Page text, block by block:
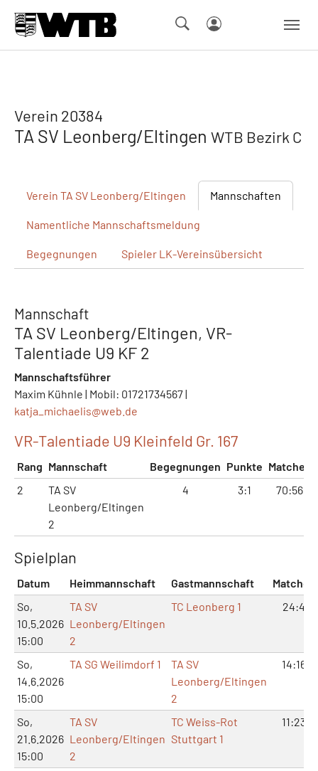
Verein 20384
TA SV Leonberg/Eltingen WTB Bezirk C
Verein TA SV Leonberg/Eltingen Mannschaften
Namentliche Mannschaftsmeldung
Begegnungen Spieler LK-Vereinsübersicht
Mannschaft
TA SV Leonberg/Eltingen, VR-
Talentiade U9 KF 2
Mannschaftsführer
Maxim Kühnle | Mobil: 01721734567 |
katja_michaelis@web.de
VR-Talentiade U9 Kleinfeld Gr. 167
Rang Mannschaft Begegnungen Punkte Matches
2
TA SV
Leonberg/Eltingen
2
4 3:1 70:56
Spielplan
Datum Heimmannschaft Gastmannschaft
Matches
So,
10.5.2026
15:00
TA SV
Leonberg/Eltingen
2
TC Leonberg 1 24:4
So,
14.6.2026
15:00
TA SG Weilimdorf 1
TA SV
Leonberg/Eltingen
2
14:16
So,
21.6.2026
15:00
TA SV
Leonberg/Eltingen
2
TC Weiss-Rot
Stuttgart 1
11:23